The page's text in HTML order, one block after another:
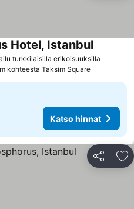
turkkilaisilla erikoisuuksilla
Hotel, Istanbul
kohteesta Taksim Square
Katso hinnat
Jaa